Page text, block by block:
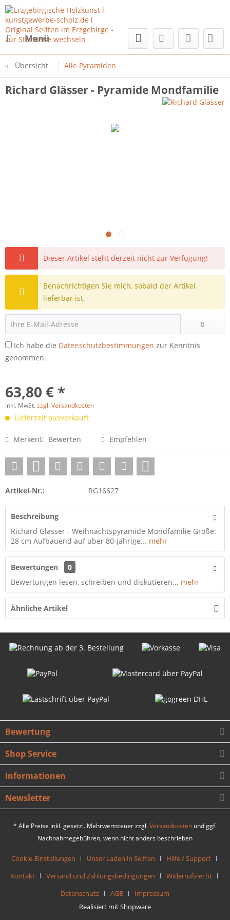
Menü
Übersicht Alle Pyramiden
Richard Glässer - Pyramide Mondfamilie
Dieser Artikel steht derzeit nicht zur Verfügung!
Benachrichtigen Sie mich, sobald der Artikel
lieferbar ist.
Ich habe die Datenschutzbestimmungen zur Kenntnis
genommen.
63,80 € *
inkl. MwSt.zzgl. Versandkosten
Lieferzeit ausverkauft
Merken Bewerten Empfehlen
Artikel-Nr.: RG16627
Beschreibung
Richard Glässer - Weihnachtspyramide Mondfamilie Größe:
28 cm Aufbauend auf über 80-jährige... mehr
Bewertungen
0
Bewertungen lesen, schreiben und diskutieren... mehr
Ähnliche Artikel
Bewertung
Shop Service
Informationen
Newsletter
* Alle Preise inkl. gesetzl. Mehrwertsteuer zzgl.Versandkosten und ggf.
Nachnahmegebühren, wenn nicht anders beschrieben
Cookie-Einstellungen Unser Laden in Seiffen
Hilfe / Support
Kontakt
Versand und Zahlungsbedingungen
Widerrufsrecht
Datenschutz
AGB
Impressum
Realisiert mit Shopware